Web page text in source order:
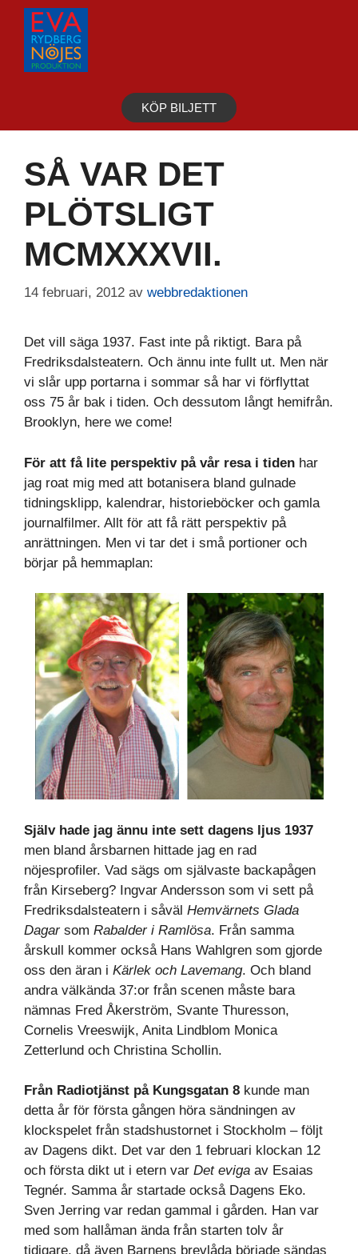
Hoppa
innehåll
KÖP BILJETT
SÅ VAR DET
PLÖTSLIGT
MCMXXXVII.
14 februari, 2012 av webbredaktionen
Det vill säga 1937. Fast inte på riktigt. Bara på
Fredriksdalsteatern. Och ännu inte fullt ut. Men när
vi slår upp portarna i sommar så har vi förflyttat
oss 75 år bak i tiden. Och dessutom långt hemifrån.
Brooklyn, here we come!
För att få lite perspektiv på vår resa i tiden har
jag roat mig med att botanisera bland gulnade
tidningsklipp, kalendrar, historieböcker och gamla
journalfilmer. Allt för att få rätt perspektiv på
anrättningen. Men vi tar det i små portioner och
börjar på hemmaplan:
Själv hade jag ännu inte sett dagens ljus 1937
men bland årsbarnen hittade jag en rad
nöjesprofiler. Vad sägs om självaste backapågen
från Kirseberg? Ingvar Andersson som vi sett på
Fredriksdalsteatern i såväl Hemvärnets Glada
Dagarsom Rabalder i Ramlösa. Från samma
årskull kommer också Hans Wahlgren som gjorde
oss den äran i Kärlek och Lavemang. Och bland
andra välkända 37:or från scenen måste bara
nämnas Fred Åkerström, Svante Thuresson,
Cornelis Vreeswijk, Anita Lindblom Monica
Zetterlund och Christina Schollin.
Från Radiotjänst på Kungsgatan 8 kunde man
detta år för första gången höra sändningen av
klockspelet från stadshustornet i Stockholm – följt
av Dagens dikt. Det var den 1 februari klockan 12
och första dikt ut i etern var Det eviga av Esaias
Tegnér. Samma år startade också Dagens Eko.
Sven Jerring var redan gammal i gården. Han var
med som hallåman ända från starten tolv år
tidigare, då även Barnens brevlåda började sändas